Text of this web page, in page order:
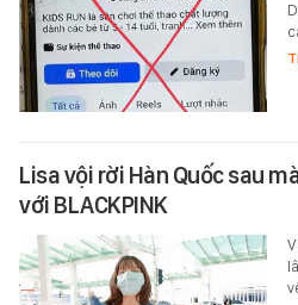
Lisa vội rời Hàn Quốc sau
với BLACKPINK